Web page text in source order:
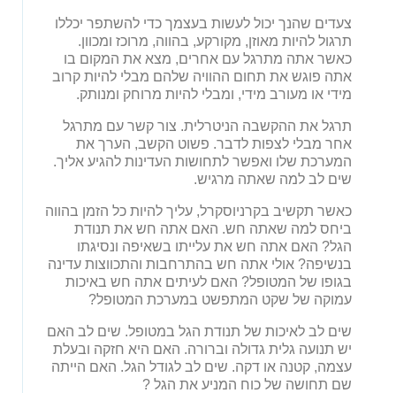
צעדים שהנך יכול לעשות בעצמך כדי להשתפר יכללו
תרגול להיות מאוזן, מקורקע, בהווה, מרוכז ומכוון.
כאשר אתה מתרגל עם אחרים, מצא את המקום בו
אתה פוגש את תחום ההוויה שלהם מבלי להיות קרוב
מידי או מעורב מידי, ומבלי להיות מרוחק ומנותק.
תרגל את ההקשבה הניטרלית. צור קשר עם מתרגל
אחר מבלי לצפות לדבר. פשוט הקשב, הערך את
המערכת שלו ואפשר לתחושות העדינות להגיע אליך.
שים לב למה שאתה מרגיש.
כאשר תקשיב בקרניוסקרל, עליך להיות כל הזמן בהווה
ביחס למה שאתה חש. האם אתה חש את תנודת
הגל? האם אתה חש את עלייתו בשאיפה ונסיגתו
בנשיפה? אולי אתה חש בהתרחבות והתכווצות עדינה
בגופו של המטופל? האם לעיתים אתה חש באיכות
עמוקה של שקט המתפשט במערכת המטופל?
שים לב לאיכות של תנודת הגל במטופל. שים לב האם
יש תנועה גלית גדולה וברורה. האם היא חזקה ובעלת
עצמה, קטנה או דקה. שים לב לגודל הגל. האם הייתה
שם תחושה של כוח המניע את הגל ?